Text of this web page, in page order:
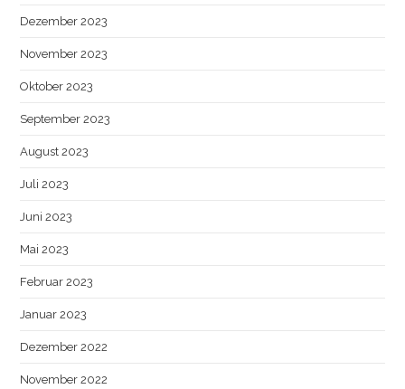
Dezember 2023
November 2023
Oktober 2023
September 2023
August 2023
Juli 2023
Juni 2023
Mai 2023
Februar 2023
Januar 2023
Dezember 2022
November 2022